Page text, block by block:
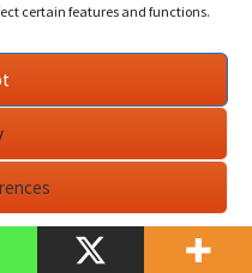
certain features and functions.
de confidentialité
propulsé par WordPress